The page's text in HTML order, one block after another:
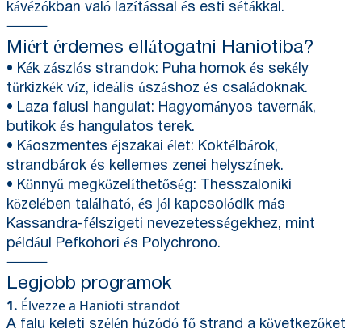
kávézókban való lazítással és esti sétákkal.
⸻
Miért érdemes ellátogatni Haniotiba?
• Kék zászlós strandok: Puha homok és sekély
türkizkék víz, ideális úszáshoz és családoknak.
• Laza falusi hangulat: Hagyományos tavernák,
butikok és hangulatos terek.
• Káoszmentes éjszakai élet: Koktélbárok,
strandbárok és kellemes zenei helyszínek.
• Könnyű megközelíthetőség: Thesszaloniki
közelében található, és jól kapcsolódik más
Kassandra-félszigeti nevezetességekhez, mint
például Pefkohori és Polychrono.
⸻
Legjobb programok
1. Élvezze a Hanioti strandot
A falu keleti szélén húzódó fő strand a következőket